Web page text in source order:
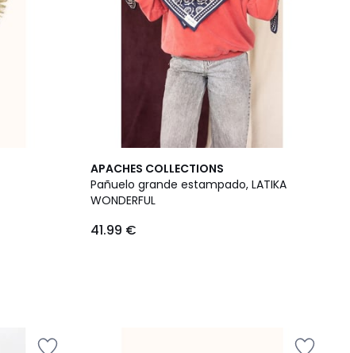
APACHES COLLECTIONS
Pañuelo grande estampado, LATIKA
WONDERFUL
41.99 €